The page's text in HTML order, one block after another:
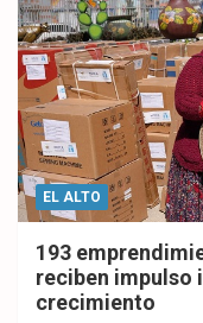
EL ALTO
193
reciben impulso
crecimiento